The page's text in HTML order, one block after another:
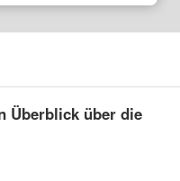
Überblick über die